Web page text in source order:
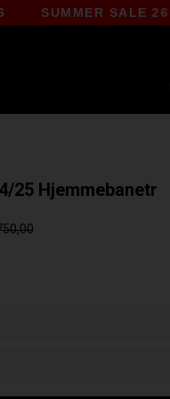
SUMMER SALE 26
25 Hjemmebanetr